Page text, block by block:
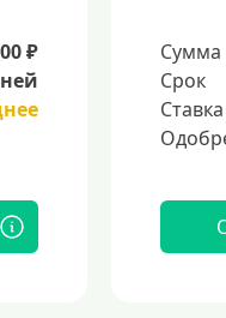
₽
Сумма
Срок
Ставка